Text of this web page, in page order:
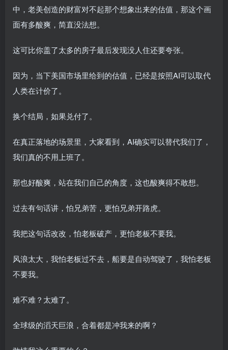
中，老美创造的财富对不起那个想象出来的估值，那这个画
面有多酸爽，简直没法想。
这可比你盖了太多的房子最后发现没人住还要夸张。
因为，当下美国市场里给到的估值，已经是按照AI可以取代
人类在计价了。
换个结局，如果兑付了。
在真正落地的场景里，大家看到，AI确实可以替代我们了，
我们真的不用上班了。
那也好酸爽，站在我们自己的角度，这也酸爽得不敢想。
过去有句话讲，怕兄弟苦，更怕兄弟开路虎。
我把这句话改改，怕老板破产，更怕老板不要我。
风浪太大，我怕老板过不去，船要是自动驾驶了，我怕老板
不要我。
难不难？太难了。
全球级的滔天巨浪，合着都是冲我来的啊？